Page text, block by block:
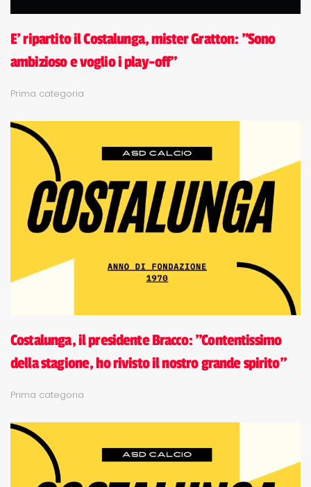
E' ripartito il Costalunga, mister Gratton: "Sono
ambizioso e voglio i play-off"
Prima categoria
Costalunga, il presidente Bracco: "Contentissimo
della stagione, ho rivisto il nostro grande spirito"
Prima categoria